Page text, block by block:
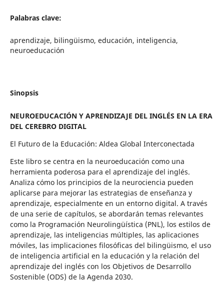
Palabras clave:
aprendizaje, bilingüismo, educación, inteligencia,
neuroeducación
Sinopsis
NEUROEDUCACIÓN Y APRENDIZAJE DEL INGLÉS EN LA ERA
DEL CEREBRO DIGITAL
El Futuro de la Educación: Aldea Global Interconectada
Este libro se centra en la neuroeducación como una
herramienta poderosa para el aprendizaje del inglés.
Analiza cómo los principios de la neurociencia pueden
aplicarse para mejorar las estrategias de enseñanza y
aprendizaje, especialmente en un entorno digital. A través
de una serie de capítulos, se abordarán temas relevantes
como la Programación Neurolingüística (PNL), los estilos de
aprendizaje, las inteligencias múltiples, las aplicaciones
móviles, las implicaciones filosóficas del bilingüismo, el uso
de inteligencia artificial en la educación y la relación del
aprendizaje del inglés con los Objetivos de Desarrollo
Sostenible (ODS) de la Agenda 2030.